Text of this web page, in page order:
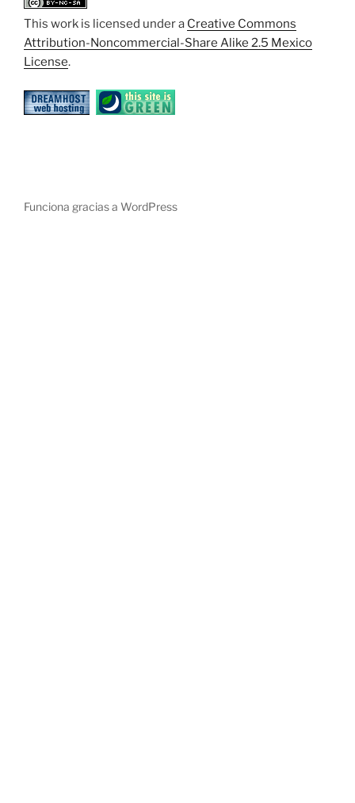
This work is licensed under a Creative Commons
Attribution-Noncommercial-Share Alike 2.5 Mexico
License.
Funciona gracias a WordPress